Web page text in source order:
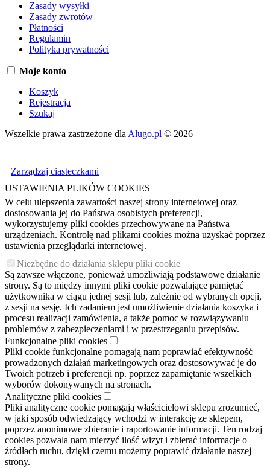
Zasady wysyłki
Zasady zwrotów
Płatności
Regulamin
Polityka prywatności
Moje konto
Koszyk
Rejestracja
Szukaj
Wszelkie prawa zastrzeżone dlaAlugo.pl © 2026
Zarządzaj ciasteczkami
USTAWIENIA PLIKÓW COOKIES
W celu ulepszenia zawartości naszej strony internetowej oraz
dostosowania jej do Państwa osobistych preferencji,
wykorzystujemy pliki cookies przechowywane na Państwa
urządzeniach. Kontrolę nad plikami cookies można uzyskać poprzez
ustawienia przeglądarki internetowej.
Niezbędne do działania sklepu pliki cookie
Są zawsze włączone, ponieważ umożliwiają podstawowe działanie
strony. Są to między innymi pliki cookie pozwalające pamiętać
użytkownika w ciągu jednej sesji lub, zależnie od wybranych opcji,
z sesji na sesję. Ich zadaniem jest umożliwienie działania koszyka i
procesu realizacji zamówienia, a także pomoc w rozwiązywaniu
problemów z zabezpieczeniami i w przestrzeganiu przepisów.
Funkcjonalne pliki cookies
Pliki cookie funkcjonalne pomagają nam poprawiać efektywność
prowadzonych działań marketingowych oraz dostosowywać je do
Twoich potrzeb i preferencji np. poprzez zapamiętanie wszelkich
wyborów dokonywanych na stronach.
Analityczne pliki cookies
Pliki analityczne cookie pomagają właścicielowi sklepu zrozumieć,
w jaki sposób odwiedzający wchodzi w interakcję ze sklepem,
poprzez anonimowe zbieranie i raportowanie informacji. Ten rodzaj
cookies pozwala nam mierzyć ilość wizyt i zbierać informacje o
źródłach ruchu, dzięki czemu możemy poprawić działanie naszej
strony.